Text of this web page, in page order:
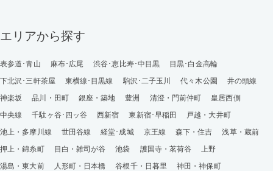
エリアから探す
表参道･青山 麻布･広尾 渋谷･恵比寿･中目黒
目黒･白金高輪
下北沢･三軒茶屋
東横線･目黒線 駒沢･二子玉川 代々木公園
井の頭線
神楽坂
品川・田町 銀座・築地 豊洲 清澄・門前仲町
皇居西側
中央線
千駄ヶ谷･四ッ谷 西新宿 東新宿･早稲田
戸越・大井町
池上・多摩川線
世田谷線 経堂･成城 京王線 森下・住吉
浅草・蔵前
押上・錦糸町
目白・雑司が谷 池袋 護国寺・茗荷谷
上野
湯島・東大前
人形町・日本橋 谷根千・日暮里
神田・神保町